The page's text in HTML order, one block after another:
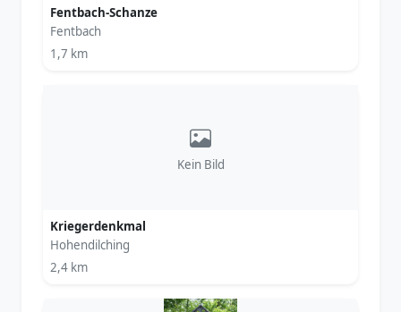
Fentbach-Schanze
Fentbach
1,7 km
Kein Bild
Kriegerdenkmal
Hohendilching
2,4 km